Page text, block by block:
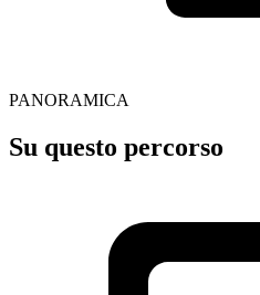
PANORAMICA
Su questo percorso